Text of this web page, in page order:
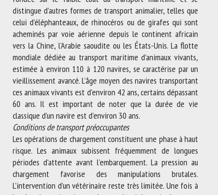
distingue d’autres formes de transport animalier, telles que
celui d’éléphanteaux, de rhinocéros ou de girafes qui sont
acheminés par voie aérienne depuis le continent africain
vers la Chine, l’Arabie saoudite ou les États-Unis. La flotte
mondiale dédiée au transport maritime d’animaux vivants,
estimée à environ 110 à 120 navires, se caractérise par un
vieillissement avancé. L’âge moyen des navires transportant
ces animaux vivants est d’environ 42 ans, certains dépassant
60 ans. Il est important de noter que la durée de vie
classique d’un navire est d’environ 30 ans.
Conditions de transport préoccupantes
Les opérations de chargement constituent une phase à haut
risque. Les animaux subissent fréquemment de longues
périodes d’attente avant l’embarquement. La pression au
chargement favorise des manipulations brutales.
L’intervention d’un vétérinaire reste très limitée. Une fois à